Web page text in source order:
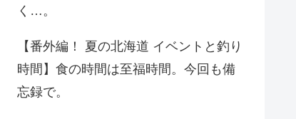
く…。
【番外編！ 夏の北海道 イベントと釣り
時間】食の時間は至福時間。今回も備
忘録で。